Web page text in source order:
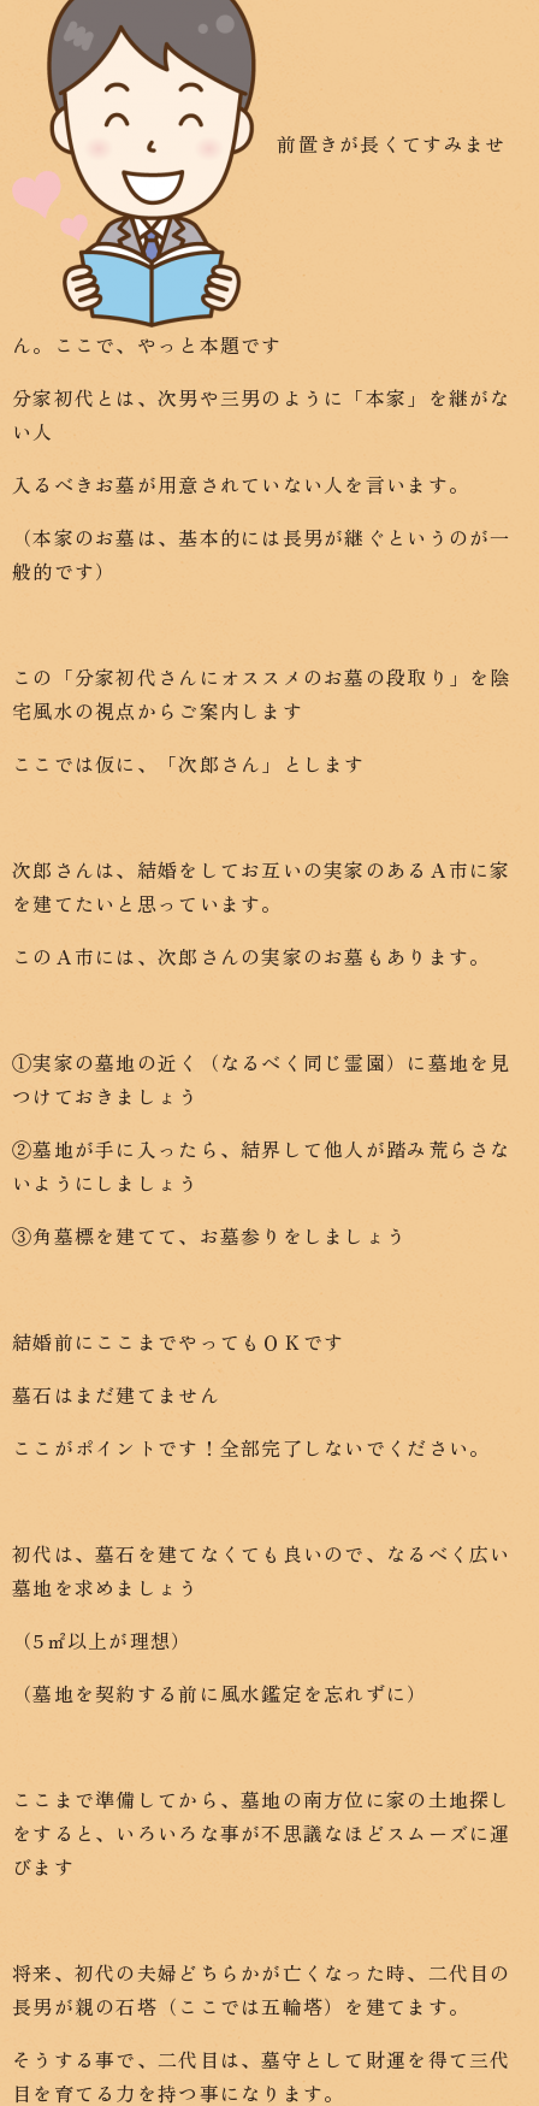
前置きが長くてすみませ
ん。ここで、やっと本題です
分家初代とは、次男や三男のように「本家」を継がな
い人
入るべきお墓が用意されていない人を言います。
（本家のお墓は、基本的には長男が継ぐというのが一
般的です）
この「分家初代さんにオススメのお墓の段取り」を陰
宅風水の視点からご案内します
ここでは仮に、「次郎さん」とします
次郎さんは、結婚をしてお互いの実家のあるＡ市に家
を建てたいと思っています。
このＡ市には、次郎さんの実家のお墓もあります。
①実家の墓地の近く（なるべく同じ霊園）に墓地を見
つけておきましょう
②墓地が手に入ったら、結界して他人が踏み荒らさな
いようにしましょう
③角墓標を建てて、お墓参りをしましょう
結婚前にここまでやってもＯＫです
墓石はまだ建てません
ここがポイントです！全部完了しないでください。
初代は、墓石を建てなくても良いので、なるべく広い
墓地を求めましょう
（5㎡以上が理想）
（墓地を契約する前に風水鑑定を忘れずに）
ここまで準備してから、墓地の南方位に家の土地探し
をすると、いろいろな事が不思議なほどスムーズに運
びます
将来、初代の夫婦どちらかが亡くなった時、二代目の
長男が親の石塔（ここでは五輪塔）を建てます。
そうする事で、二代目は、墓守として財運を得て三代
目を育てる力を持つ事になります。